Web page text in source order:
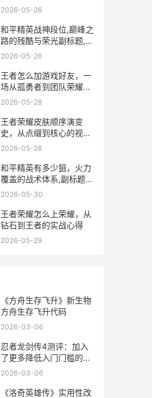
价，副标题，一位资深玩
2026-05-26
和平精英战神段位,巅峰之
路的残酷与荣光副标题,从
热血到沉淀的终极试炼
2026-05-26
王者怎么加游戏好友，一
场从孤勇者到团队荣耀的
社交旅程
2026-05-28
王者荣耀皮肤顺序演变
史，从点缀到核心的视觉
叙事
2026-05-28
和平精英有多少狙，火力
覆盖的战术体系,副标题，
狙击武器深度解析与战场
2026-05-30
王者荣耀怎么上荣耀，从
钻石到王者的实战心得
2026-05-29
《方舟生存飞升》新生物
方舟生存飞升代码
2026-03-06
忍者龙剑传4测评：加入
了更多降低入门门槛的操
作设计 忍者龙剑传4boss
2026-03-06
《洛奇英雄传》实用性改